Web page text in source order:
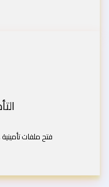
فتح ملفات